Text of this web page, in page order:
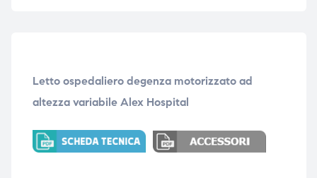
Letto ospedaliero degenza motorizzato ad
altezza variabile Alex Hospital